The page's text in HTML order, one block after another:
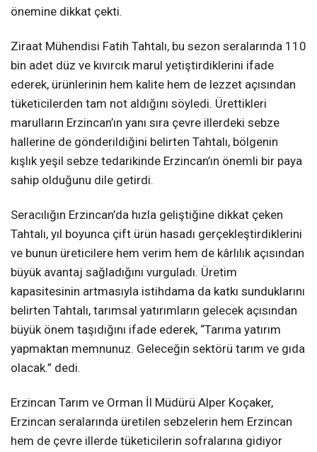
önemine dikkat çekti.
Ziraat Mühendisi Fatih Tahtalı, bu sezon seralarında 110
bin adet düz ve kıvırcık marul yetiştirdiklerini ifade
ederek, ürünlerinin hem kalite hem de lezzet açısından
tüketicilerden tam not aldığını söyledi. Ürettikleri
marulların Erzincan’ın yanı sıra çevre illerdeki sebze
hallerine de gönderildiğini belirten Tahtalı, bölgenin
kışlık yeşil sebze tedarikinde Erzincan’ın önemli bir paya
sahip olduğunu dile getirdi.
Seracılığın Erzincan’da hızla geliştiğine dikkat çeken
Tahtalı, yıl boyunca çift ürün hasadı gerçekleştirdiklerini
ve bunun üreticilere hem verim hem de kârlılık açısından
büyük avantaj sağladığını vurguladı. Üretim
kapasitesinin artmasıyla istihdama da katkı sunduklarını
belirten Tahtalı, tarımsal yatırımların gelecek açısından
büyük önem taşıdığını ifade ederek, “Tarıma yatırım
yapmaktan memnunuz. Geleceğin sektörü tarım ve gıda
olacak.” dedi.
Erzincan Tarım ve Orman İl Müdürü Alper Koçaker,
Erzincan seralarında üretilen sebzelerin hem Erzincan
hem de çevre illerde tüketicilerin sofralarına gidiyor